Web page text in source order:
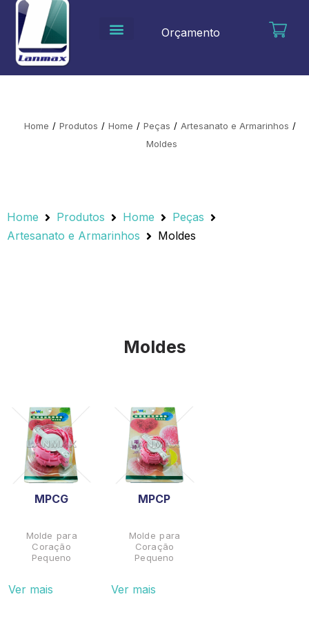
para
conteúdo
Orçamento
Home / Produtos / Home / Peças / Artesanato e Armarinhos /
Moldes
Home Produtos Home
Peças
Artesanato e Armarinhos
Moldes
Moldes
MPCG
Molde para
Coração
Pequeno
Ver mais
MPCP
Molde para
Coração
Pequeno
Ver mais